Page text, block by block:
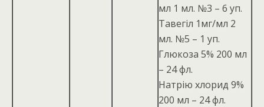
мл 1 мл. №3 – 6 уп.
Тавегіл 1мг/мл 2
мл. №5 – 1 уп.
Глюкоза 5% 200 мл
– 24 фл.
Натрію хлорид 9%
200 мл – 24 фл.